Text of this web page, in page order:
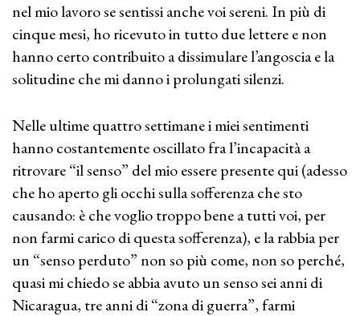
nel mio lavoro se sentissi anche voi sereni. In più di
cinque mesi, ho ricevuto in tutto due lettere e non
hanno certo contribuito a dissimulare l’angoscia e la
solitudine che mi danno i prolungati silenzi.
Nelle ultime quattro settimane i miei sentimenti
hanno costantemente oscillato fra l’incapacità a
ritrovare “il senso” del mio essere presente qui (adesso
che ho aperto gli occhi sulla sofferenza che sto
causando: è che voglio troppo bene a tutti voi, per
non farmi carico di questa sofferenza), e la rabbia per
un “senso perduto” non so più come, non so perché,
quasi mi chiedo se abbia avuto un senso sei anni di
Nicaragua, tre anni di “zona di guerra”, farmi